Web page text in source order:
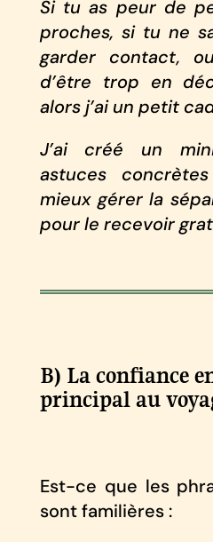
Si tu as peur de
proches, si tu ne
garder contact,
d’être trop en
alors j’ai un petit
J’ai créé un
astuces
mieux gérer la
pour le recevoir
B) La confiance
principal au
Est-ce que les
sont familières :